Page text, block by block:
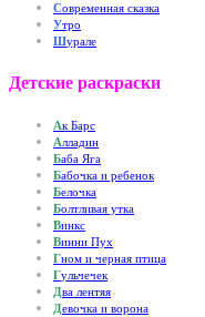
Современная сказка
Утро
Шурале
Детские раскраски
Ак Барс
Алладин
Баба Яга
Бабочка и ребенок
Белочка
Болтливая утка
Винкс
Винни Пух
Гном и черная птица
Гульчечек
Два лентяя
Девочка и ворона